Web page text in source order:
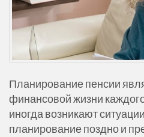
Планирование пенсии
финансовой жизни
иногда возникают
планирование поздно и